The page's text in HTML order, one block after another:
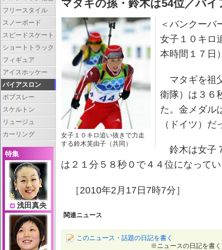
マタギの孫・鈴木は54位／バ
女子１０キロ追い抜きで力走
する鈴木芙由子（共同）
＜バンクーバ
女子１０キロ
本時間１７日
マタギを祖
衛隊）は３６
た。金メダル
（ドイツ）だ
鈴木は女子
は２１分５８秒０で４４位になって
［2010年2月17日7時7分］
関連ニュース
このニュース・話題の日記を書く
※ニュースの日記を書
フリースタイル
スノーボード
スピードスケート
ショートトラック
フィギュア
アイスホッケー
バイアスロン
ボブスレー
スケルトン
リュージュ
カーリング
特集
浅田真央